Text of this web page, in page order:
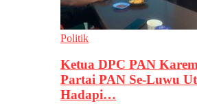
Politik
Ketua DPC PAN
Partai PAN Se-Luwu
Hadapi…